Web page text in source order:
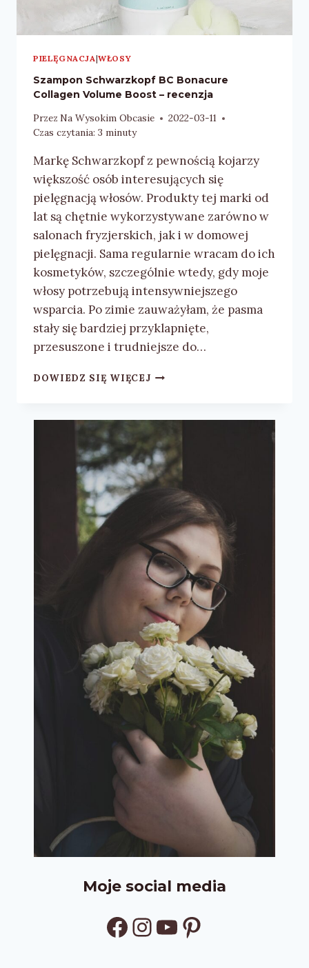
PIELĘGNACJA|WŁOSY
Szampon Schwarzkopf BC Bonacure
Collagen Volume Boost – recenzja
Przez Na Wysokim Obcasie
2022-03-11
Czas czytania: 3 minuty
Markę Schwarzkopf z pewnością kojarzy
większość osób interesujących się
pielęgnacją włosów. Produkty tej marki od
lat są chętnie wykorzystywane zarówno w
salonach fryzjerskich, jak i w domowej
pielęgnacji. Sama regularnie wracam do ich
kosmetyków, szczególnie wtedy, gdy moje
włosy potrzebują intensywniejszego
wsparcia. Po zimie zauważyłam, że pasma
stały się bardziej przyklapnięte,
przesuszone i trudniejsze do…
DOWIEDZ SIĘ WIĘCEJSZAMPON
BONACURE
COLLAGEN
VOLUME
BOOST
–
RECENZJA
Moje social media
Facebook
Instagram
YouTube
Pinterest